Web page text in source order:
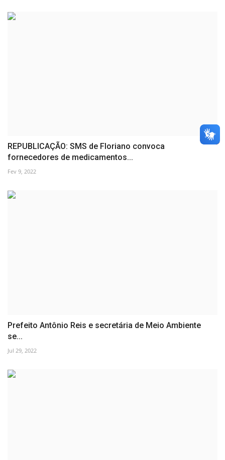
REPUBLICAÇÃO: SMS de Floriano convoca
fornecedores de medicamentos...
Fev 9, 2022
Prefeito Antônio Reis e secretária de Meio Ambiente
se...
Jul 29, 2022